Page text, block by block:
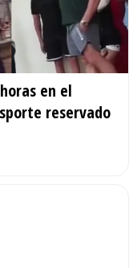
en el
reservado